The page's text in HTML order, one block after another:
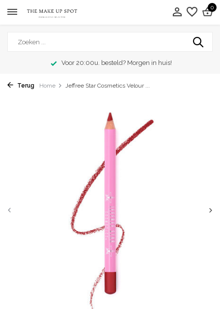
0
Voor 20:00u. besteld? Morgen in huis!
Terug Home Jeffree Star Cosmetics Velour ...